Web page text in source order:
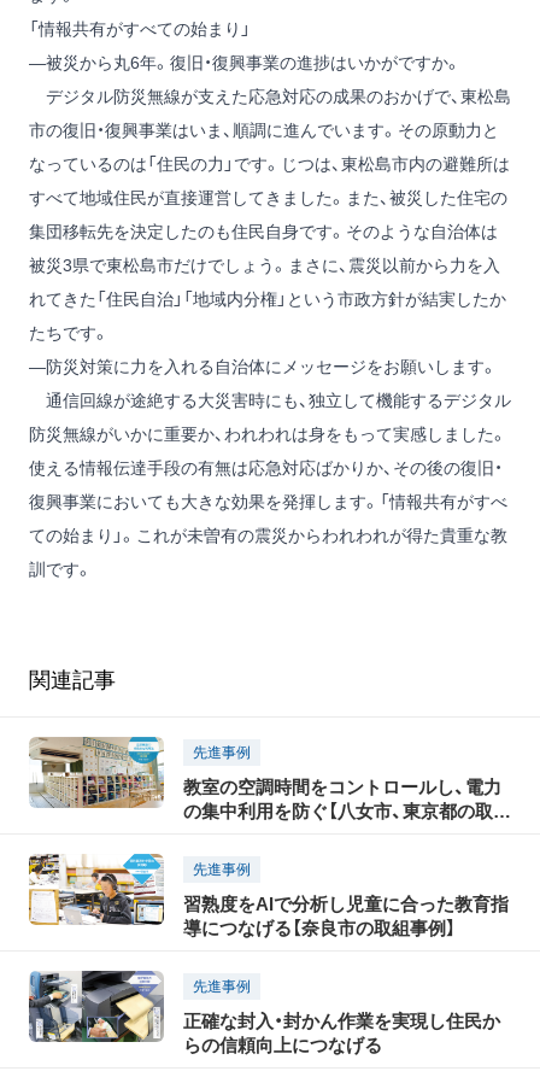
「情報共有がすべての始まり」
―被災から丸6年。復旧・復興事業の進捗はいかがですか。
デジタル防災無線が支えた応急対応の成果のおかげで、東松島
市の復旧・復興事業はいま、順調に進んでいます。その原動力と
なっているのは「住民の力」です。じつは、東松島市内の避難所は
すべて地域住民が直接運営してきました。また、被災した住宅の
集団移転先を決定したのも住民自身です。そのような自治体は
被災3県で東松島市だけでしょう。まさに、震災以前から力を入
れてきた「住民自治」「地域内分権」という市政方針が結実したか
たちです。
―防災対策に力を入れる自治体にメッセージをお願いします。
通信回線が途絶する大災害時にも、独立して機能するデジタル
防災無線がいかに重要か、われわれは身をもって実感しました。
使える情報伝達手段の有無は応急対応ばかりか、その後の復旧・
復興事業においても大きな効果を発揮します。「情報共有がすべ
ての始まり」。これが未曽有の震災からわれわれが得た貴重な教
訓です。
関連記事
先進事例
教室の空調時間をコントロールし、電力
の集中利用を防ぐ【八女市、東京都の取組
先進事例
習熟度をAIで分析し児童に合った教育指
導につなげる【奈良市の取組事例】
先進事例
正確な封入・封かん作業を実現し住民か
らの信頼向上につなげる